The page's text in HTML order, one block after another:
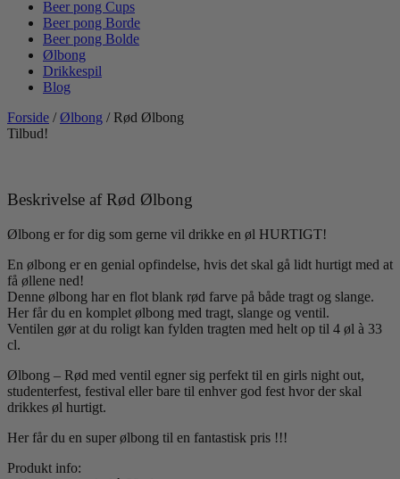
Beer pong Cups
Beer pong Borde
Beer pong Bolde
Ølbong
Drikkespil
Blog
Forside /Ølbong / Rød Ølbong
Tilbud!
Beskrivelse af Rød Ølbong
Ølbong er for dig som gerne vil drikke en øl HURTIGT!
En ølbong er en genial opfindelse, hvis det skal gå lidt hurtigt med at
få øllene ned!
Denne ølbong har en flot blank rød farve på både tragt og slange.
Her får du en komplet ølbong med tragt, slange og ventil.
Ventilen gør at du roligt kan fylden tragten med helt op til 4 øl à 33
cl.
Ølbong – Rød med ventil egner sig perfekt til en girls night out,
studenterfest, festival eller bare til enhver god fest hvor der skal
drikkes øl hurtigt.
Her får du en super ølbong til en fantastisk pris !!!
Produkt info: